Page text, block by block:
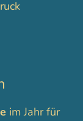
im Jahr für